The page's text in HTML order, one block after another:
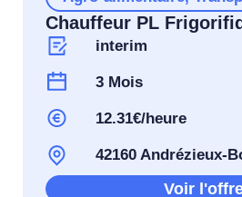
Chauffeur PL
interim
3 Mois
12.31€/heure
42160 Andrézieux-
Voir